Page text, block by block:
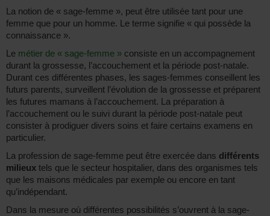
La notion de « sage-femme », peut être utilisée tant pour une
femme que pour un homme. Le terme signifie « qui possède la
connaissance ».
Le métier de « sage-femme » consiste en un accompagnement
durant la grossesse, l’accouchement et la période post-natale.
Durant ces différentes phases, les sages-femmes conseillent les
futurs parents, surveillent l’évolution de la grossesse et préparent
les futures mamans à l’accouchement. La préparation à
l’accouchement ou le suivi durant la période post-natale peut
consister à prodiguer divers soins et faire certains examens en
particulier.
La profession de sage-femme peut être exercée dans différents
milieux tels que le secteur hospitalier, dans des organismes tels
que les maisons médicales par exemple ou encore en tant
qu’indépendant.
Dans la mesure où différentes possibilités s’ouvrent à la sage-